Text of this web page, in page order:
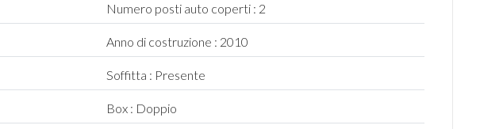
Numero posti auto coperti : 2
Anno di costruzione : 2010
Soffitta : Presente
Box : Doppio